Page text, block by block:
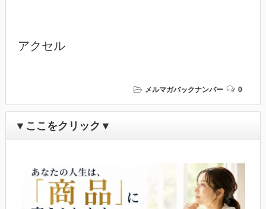
アクセル
メルマガバックナンバー 0
▼ここをクリック▼